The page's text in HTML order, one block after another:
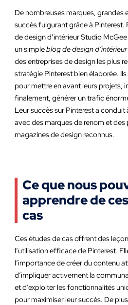
De nombreuses marques, grandes
succès fulgurant grâce à Pinterest.
de design d’intérieur Studio
un simpleblog de design d’intérieur
des entreprises de design les plus
stratégie Pinterest bien élaborée.
pour mettre en avant leurs projets,
finalement, générer un trafic
Leur succès sur Pinterest a
avec des marques de renom et
magazines de design reconnus.
Ce que nous
apprendre de
cas
Ces études de cas offrent des
l’utilisation efficace de Pinterest.
l’importance de créer du contenu
d’impliquer activement la
et d’exploiter les fonctionnalités
pour maximiser leur succès. De